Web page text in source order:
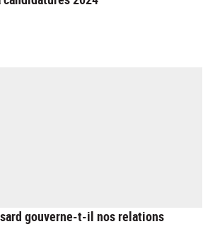
gouverne-t-il nos relations